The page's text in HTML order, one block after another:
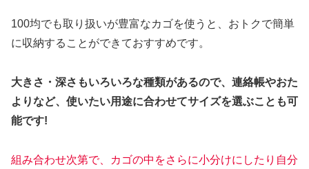
100均でも取り扱いが豊富なカゴを使うと、おトクで簡単
に収納することができておすすめです。
大きさ・深さもいろいろな種類があるので、連絡帳やおた
よりなど、使いたい用途に合わせてサイズを選ぶことも可
能です!
組み合わせ次第で、カゴの中をさらに小分けにしたり自分